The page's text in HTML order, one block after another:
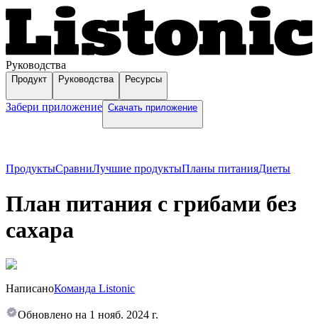
Руководства
Продукт Руководства Ресурсы
Забери приложение Скачать приложение
ПродуктыСравниЛучшие продуктыПланы питанияДиеты
План питания с грибами без
сахара
НаписаноКоманда Listonic
Обновлено на 1 нояб. 2024 г.